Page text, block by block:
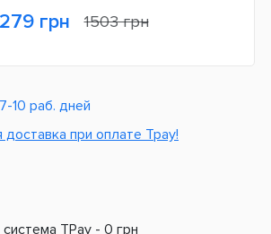
грн 1503 грн
7-10 раб. дней
доставка при оплате Tpay!
TPay - 0 грн